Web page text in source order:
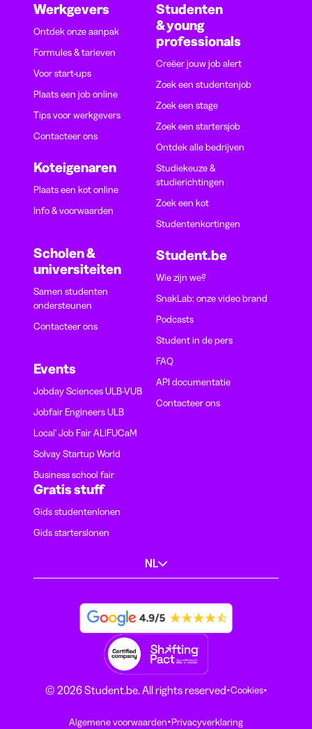
Werkgevers
Ontdek onze aanpak
Formules & tarieven
Voor start-ups
Plaats een job online
Tips voor werkgevers
Contacteer ons
Koteigenaren
Plaats een kot online
Info & voorwaarden
Scholen &
universiteiten
Samen studenten
ondersteunen
Contacteer ons
Events
Jobday Sciences ULB-VUB
Jobfair Engineers ULB
Local' Job Fair ALIFUCaM
Solvay Startup World
Business school fair
Studenten
& young
professionals
Creëer jouw job alert
Zoek een studentenjob
Zoek een stage
Zoek een startersjob
Ontdek alle bedrijven
Studiekeuze &
studierichtingen
Zoek een kot
Studentenkortingen
Student.be
Wie zijn we?
SnakLab: onze video brand
Podcasts
Student in de pers
FAQ
API documentatie
Contacteer ons
Gratis stuff
Gids studentenlonen
Gids starterslonen
NL
© 2026 Student.be. All rights reserved·Cookies·
Algemene voorwaarden·Privacyverklaring